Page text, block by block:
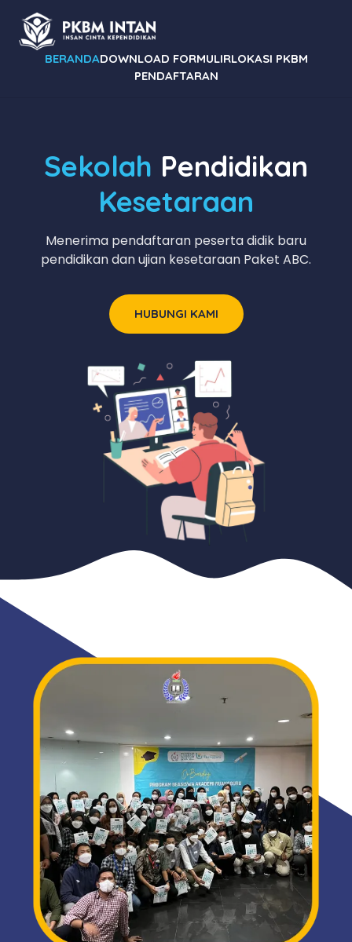
BERANDADOWNLOAD FORMULIRLOKASI PKBM
PENDAFTARAN
Sekolah Pendidikan
Kesetaraan
Menerima pendaftaran peserta didik baru
pendidikan dan ujian kesetaraan Paket ABC.
HUBUNGI KAMI